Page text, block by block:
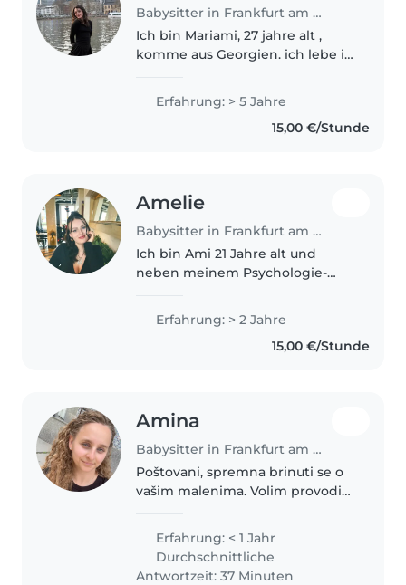
Babysitter in Frankfurt am Main
Ich bin Mariami, 27 jahre alt ,
komme aus Georgien. ich lebe in
opera mädchen, habe
ausbildung abgeschlossen bin
Floristin , ich liebe blumen. bin..
Erfahrung: > 5 Jahre
15,00 €/Stunde
Amelie
Babysitter in Frankfurt am Main
Ich bin Ami 21 Jahre alt und
neben meinem Psychologie-
vielseitiges Repertoire an
Aktivitäten wie Zeichnen,
Vorlesen, Basteln und Spielen.
Erfahrung: > 2 Jahre
15,00 €/Stunde
Amina
Babysitter in Frankfurt am Main
Poštovani, spremna brinuti se o
vašim malenima. Volim provoditi
njima. Volim čitati, izradu i igrati
se s djecom. Jako sam strpljiva i
brižna osoba. Također..
Erfahrung: < 1 Jahr
Durchschnittliche
Antwortzeit: 37 Minuten